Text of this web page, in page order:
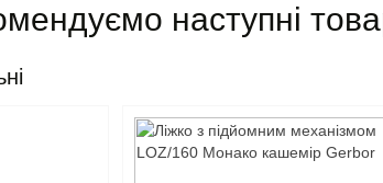
наступні